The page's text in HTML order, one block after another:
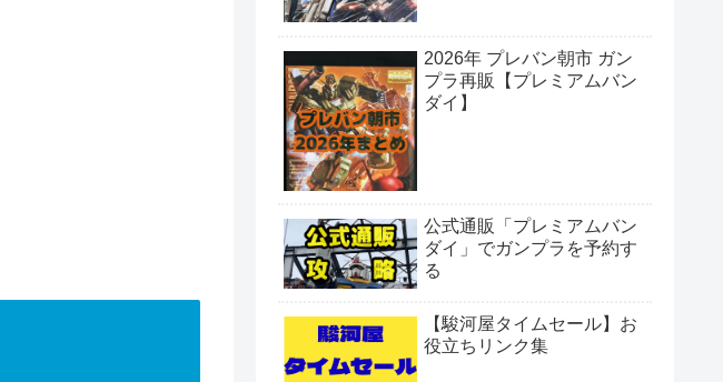
2026年 プレバン朝市 ガン
プラ再販【プレミアムバン
ダイ】
公式通販「プレミアムバン
ダイ」でガンプラを予約す
る
【駿河屋タイムセール】お
役立ちリンク集